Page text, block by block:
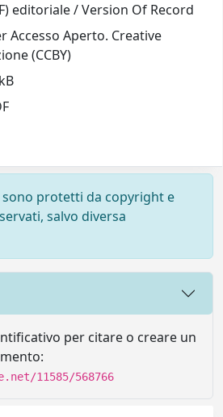
editoriale / Version Of Record
Accesso Aperto. Creative
(CCBY)
sono protetti da copyright e
salvo diversa
per citare o creare un
11585/568766